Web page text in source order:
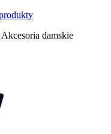
Akcesoria damskie